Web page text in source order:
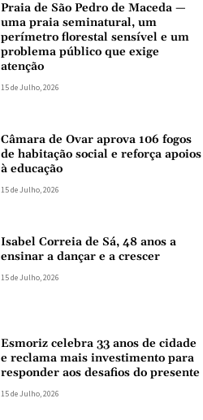
Praia de São Pedro de Maceda —
uma praia seminatural, um
perímetro florestal sensível e um
problema público que exige
atenção
15 de Julho, 2026
Câmara de Ovar aprova 106 fogos
de habitação social e reforça apoios
à educação
15 de Julho, 2026
Isabel Correia de Sá, 48 anos a
ensinar a dançar e a crescer
15 de Julho, 2026
Esmoriz celebra 33 anos de cidade
e reclama mais investimento para
responder aos desafios do presente
15 de Julho, 2026